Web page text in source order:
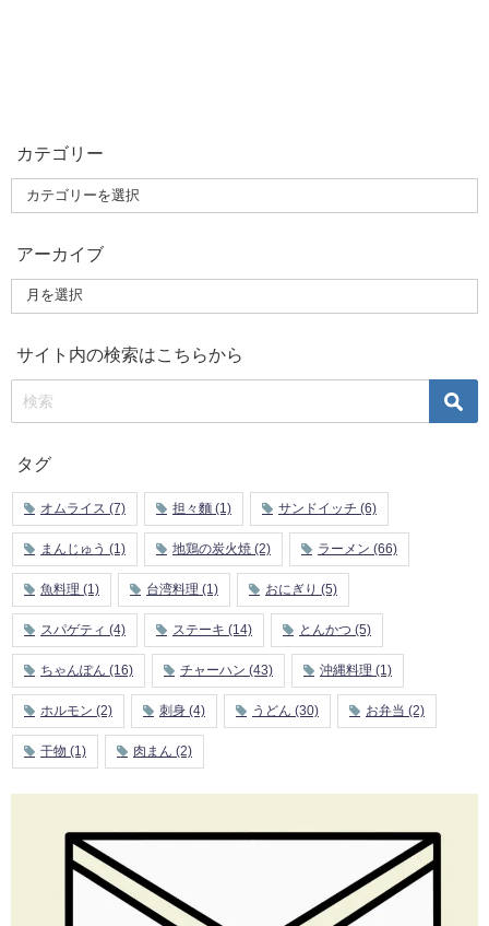
カテゴリー
アーカイブ
サイト内の検索はこちらから
タグ
オムライス (7) 担々麵 (1) サンドイッチ (6)
まんじゅう (1) 地鶏の炭火焼 (2) ラーメン (66)
魚料理 (1) 台湾料理 (1) おにぎり (5)
スパゲティ (4) ステーキ (14) とんかつ (5)
ちゃんぽん (16) チャーハン (43) 沖縄料理 (1)
ホルモン (2) 刺身 (4) うどん (30) お弁当 (2)
干物 (1) 肉まん (2)